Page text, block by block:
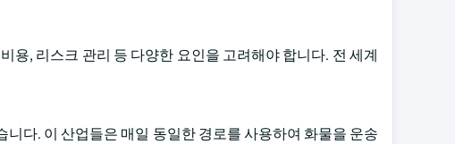
용, 리스크 관리 등 다양한 요인을 고려해야 합니다. 전 세계
다. 이 산업들은 매일 동일한 경로를 사용하여 화물을 운송